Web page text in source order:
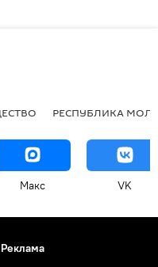
РЕСПУБЛИКА
Макс VK
Реклама